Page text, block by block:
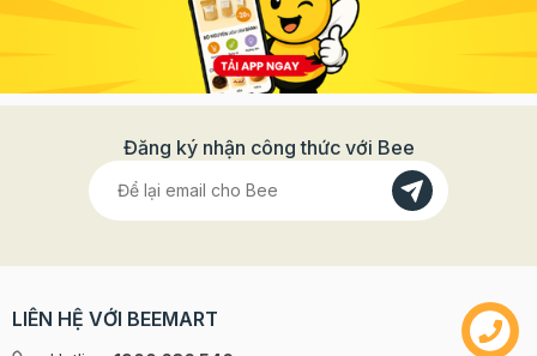
Đăng ký nhận công thức với Bee
LIÊN HỆ VỚI BEEMART